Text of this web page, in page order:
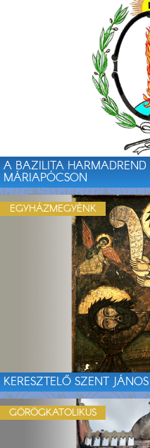
A BAZILITA HARMADREND
MÁRIAPÓCSON
KERESZTELŐ SZENT JÁNOS
EGYHÁZMEGYÉNK
GÖRÖGKATOLIKUS